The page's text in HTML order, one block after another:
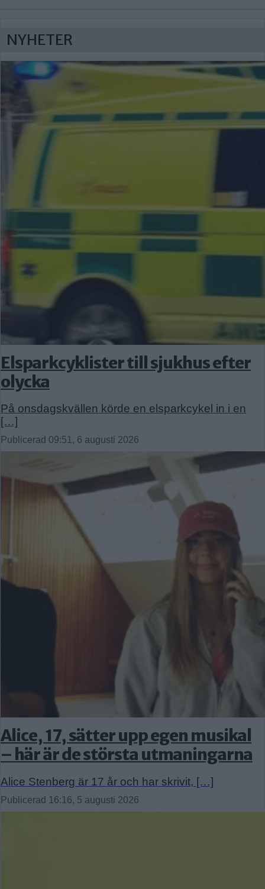
NYHETER
Elsparkcyklister till sjukhus efter
olycka
På onsdagskvällen körde en elsparkcykel in i en
[…]
Publicerad 09:51, 6 augusti 2026
Alice, 17, sätter upp egen musikal
– här är de största utmaningarna
Alice Stenberg är 17 år och har skrivit, […]
Publicerad 16:16, 5 augusti 2026